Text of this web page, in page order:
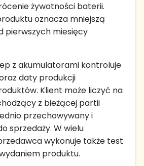
żywotności baterii.
oznacza mniejszą
pierwszych miesięcy
z akumulatorami kontroluje
daty produkcji
Klient może liczyć na
z bieżącej partii
przechowywany i
sprzedaży. W wielu
wykonuje także test
produktu.